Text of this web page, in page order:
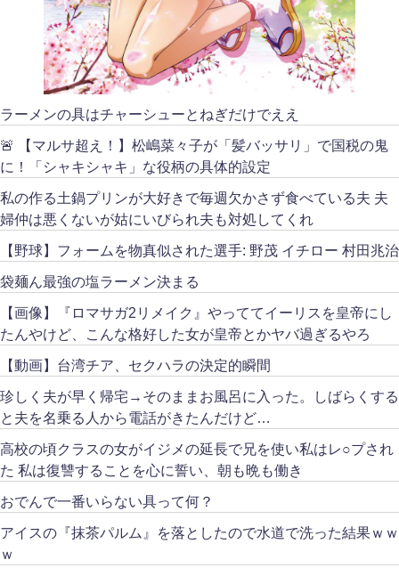
ラーメンの具はチャーシューとねぎだけでええ
🚨 【マルサ超え！】松嶋菜々子が「髪バッサリ」で国税の鬼
に！「シャキシャキ」な役柄の具体的設定
私の作る土鍋プリンが大好きで毎週欠かさず食べている夫 夫
婦仲は悪くないが姑にいびられ夫も対処してくれ
【野球】フォームを物真似された選手: 野茂 イチロー 村田兆治
袋麺ん最強の塩ラーメン決まる
【画像】『ロマサガ2リメイク』やっててイーリスを皇帝にし
たんやけど、こんな格好した女が皇帝とかヤバ過ぎるやろ
【動画】台湾チア、セクハラの決定的瞬間
珍しく夫が早く帰宅→そのままお風呂に入った。しばらくする
と夫を名乗る人から電話がきたんだけど…
高校の頃クラスの女がイジメの延長で兄を使い私はレ○プされ
た 私は復讐することを心に誓い、朝も晩も働き
おでんで一番いらない具って何？
アイスの『抹茶パルム』を落としたので水道で洗った結果ｗｗ
ｗ